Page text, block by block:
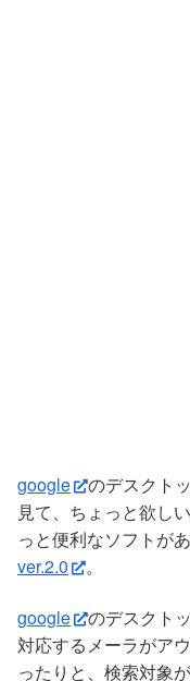
google
のデスクト
見て、ちょっと欲し
っと便利なソフトが
ver.2.0
。
google
のデスクト
対応するメーラがア
ったりと、検索対象